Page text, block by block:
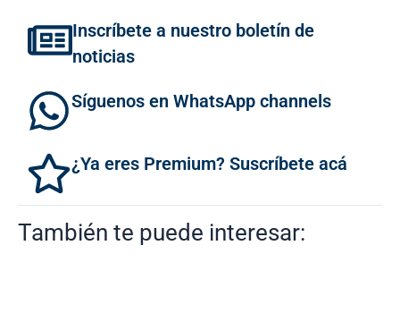
Inscríbete a nuestro boletín de
noticias
Síguenos en WhatsApp channels
¿Ya eres Premium? Suscríbete acá
También te puede interesar: